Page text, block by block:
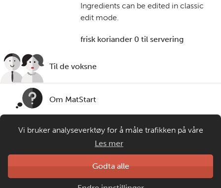
Ingredients can be edited in classic
edit mode.
frisk koriander 0 til servering
Til de voksne
Om MatStart
Kontakt oss
Copyright © 2026
Laget av
Matprat
Vi bruker analyseverktøy for å måle trafikken på våre
nettsider. Informasjonskapsler plasseres i din nettleser og
gir oss grunnlag for videreutvikling og drift av våre
tjenester. Om du velger å bruke matprat.no blir
anonymisert brukerdata samlet inn, men ingen
Les mer
Godta alle